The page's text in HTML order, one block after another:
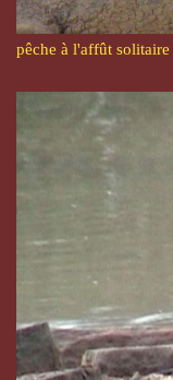
pêche à l'affût solitaire